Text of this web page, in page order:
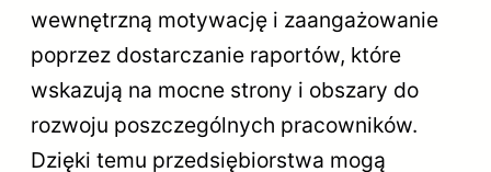
wewnętrzną motywację i zaangażowanie
poprzez dostarczanie raportów, które
wskazują na mocne strony i obszary do
rozwoju poszczególnych pracowników.
Dzięki temu przedsiębiorstwa mogą